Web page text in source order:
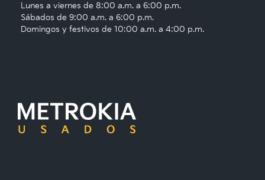
Lunes a viernes de 8:00 a.m. a 6:00 p.m.
Sábados de 9:00 a.m. a 6:00 p.m.
Domingos y festivos de 10:00 a.m. a 4:00 p.m.